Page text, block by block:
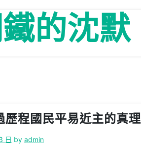
的沈默
程國民平易近主的真理
日 by admin